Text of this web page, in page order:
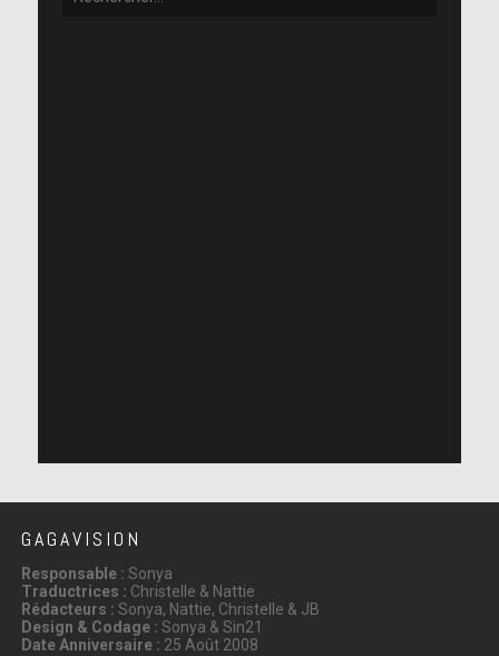
GAGAVISION
Responsable : Sonya
Traductrices : Christelle & Nattie
Rédacteurs : Sonya, Nattie, Christelle & JB
Design & Codage : Sonya & Sin21
Date Anniversaire : 25 Août 2008